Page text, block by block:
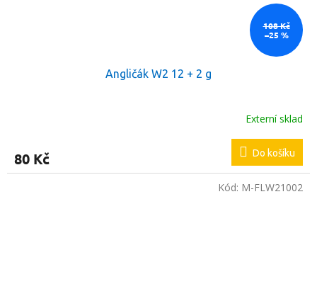
108 Kč
–25 %
Angličák W2 12 + 2 g
Externí sklad
80 Kč Do košíku
Kód: M-FLW21002